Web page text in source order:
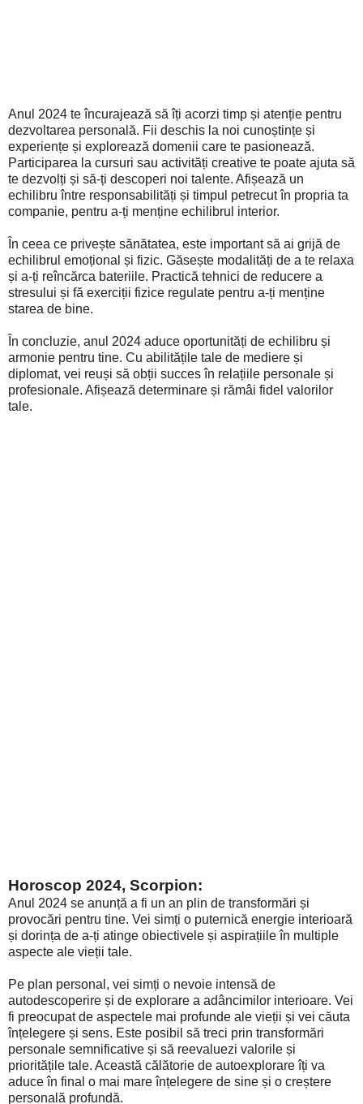
Anul 2024 te încurajează să îți acorzi timp și atenție pentru
dezvoltarea personală. Fii deschis la noi cunoștințe și
experiențe și explorează domenii care te pasionează.
Participarea la cursuri sau activități creative te poate ajuta să
te dezvolți și să-ți descoperi noi talente. Afișează un
echilibru între responsabilități și timpul petrecut în propria ta
companie, pentru a-ți menține echilibrul interior.
În ceea ce privește sănătatea, este important să ai grijă de
echilibrul emoțional și fizic. Găsește modalități de a te relaxa
și a-ți reîncărca bateriile. Practică tehnici de reducere a
stresului și fă exerciții fizice regulate pentru a-ți menține
starea de bine.
În concluzie, anul 2024 aduce oportunități de echilibru și
armonie pentru tine. Cu abilitățile tale de mediere și
diplomat, vei reuși să obții succes în relațiile personale și
profesionale. Afișează determinare și rămâi fidel valorilor
tale.
Horoscop 2024, Scorpion:
Anul 2024 se anunță a fi un an plin de transformări și
provocări pentru tine. Vei simți o puternică energie interioară
și dorința de a-ți atinge obiectivele și aspirațiile în multiple
aspecte ale vieții tale.
Pe plan personal, vei simți o nevoie intensă de
autodescoperire și de explorare a adâncimilor interioare. Vei
fi preocupat de aspectele mai profunde ale vieții și vei căuta
înțelegere și sens. Este posibil să treci prin transformări
personale semnificative și să reevaluezi valorile și
prioritățile tale. Această călătorie de autoexplorare îți va
aduce în final o mai mare înțelegere de sine și o creștere
personală profundă.